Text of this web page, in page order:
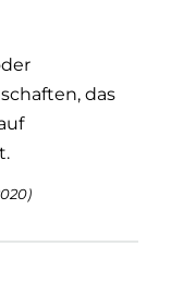
das